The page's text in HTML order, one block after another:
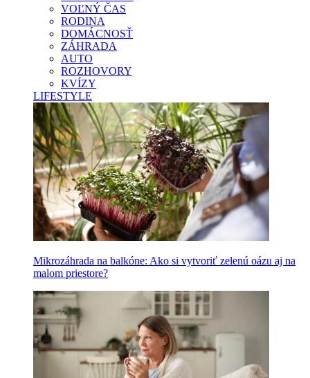
VOĽNÝ ČAS
RODINA
DOMÁCNOSŤ
ZÁHRADA
AUTO
ROZHOVORY
KVÍZY
LIFESTYLE
Mikrozáhrada na balkóne: Ako si vytvoriť zelenú oázu aj na
malom priestore?